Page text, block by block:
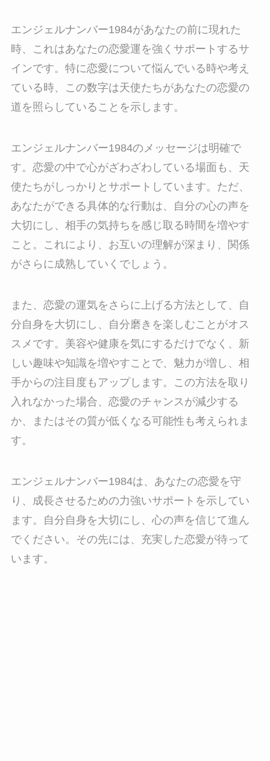
エンジェルナンバー1984があなたの前に現れた
時、これはあなたの恋愛運を強くサポートするサ
インです。特に恋愛について悩んでいる時や考え
ている時、この数字は天使たちがあなたの恋愛の
道を照らしていることを示します。
エンジェルナンバー1984のメッセージは明確で
す。恋愛の中で心がざわざわしている場面も、天
使たちがしっかりとサポートしています。ただ、
あなたができる具体的な行動は、自分の心の声を
大切にし、相手の気持ちを感じ取る時間を増やす
こと。これにより、お互いの理解が深まり、関係
がさらに成熟していくでしょう。
また、恋愛の運気をさらに上げる方法として、自
分自身を大切にし、自分磨きを楽しむことがオス
スメです。美容や健康を気にするだけでなく、新
しい趣味や知識を増やすことで、魅力が増し、相
手からの注目度もアップします。この方法を取り
入れなかった場合、恋愛のチャンスが減少する
か、またはその質が低くなる可能性も考えられま
す。
エンジェルナンバー1984は、あなたの恋愛を守
り、成長させるための力強いサポートを示してい
ます。自分自身を大切にし、心の声を信じて進ん
でください。その先には、充実した恋愛が待って
います。